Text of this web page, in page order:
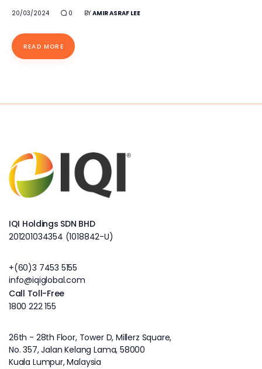
20/03/2024 0 BY AMIR ASRAF LEE
READ MORE
IQI Holdings SDN BHD
201201034354 (1018842-U)
+(60)3 7453 5155
info@iqiglobal.com
Call Toll-Free
1800 222 155
26th - 28th Floor, Tower D, Millerz Square,
No. 357, Jalan Kelang Lama, 58000
Kuala Lumpur, Malaysia